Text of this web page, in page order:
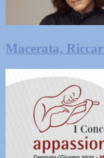
Macerata,